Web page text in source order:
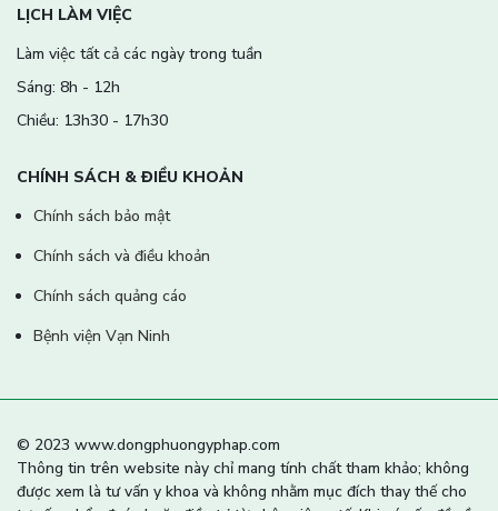
LỊCH LÀM VIỆC
Làm việc tất cả các ngày trong tuần
Sáng: 8h - 12h
Chiều: 13h30 - 17h30
CHÍNH SÁCH & ĐIỀU KHOẢN
Chính sách bảo mật
Chính sách và điều khoản
Chính sách quảng cáo
Bệnh viện Vạn Ninh
© 2023 www.dongphuongyphap.com
Thông tin trên website này chỉ mang tính chất tham khảo; không
được xem là tư vấn y khoa và không nhằm mục đích thay thế cho